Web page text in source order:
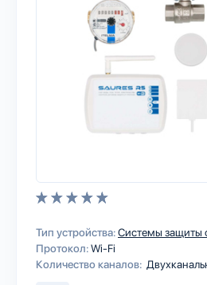
Тип устройства:Системы защиты
Протокол:Wi-Fi
Количество каналов: